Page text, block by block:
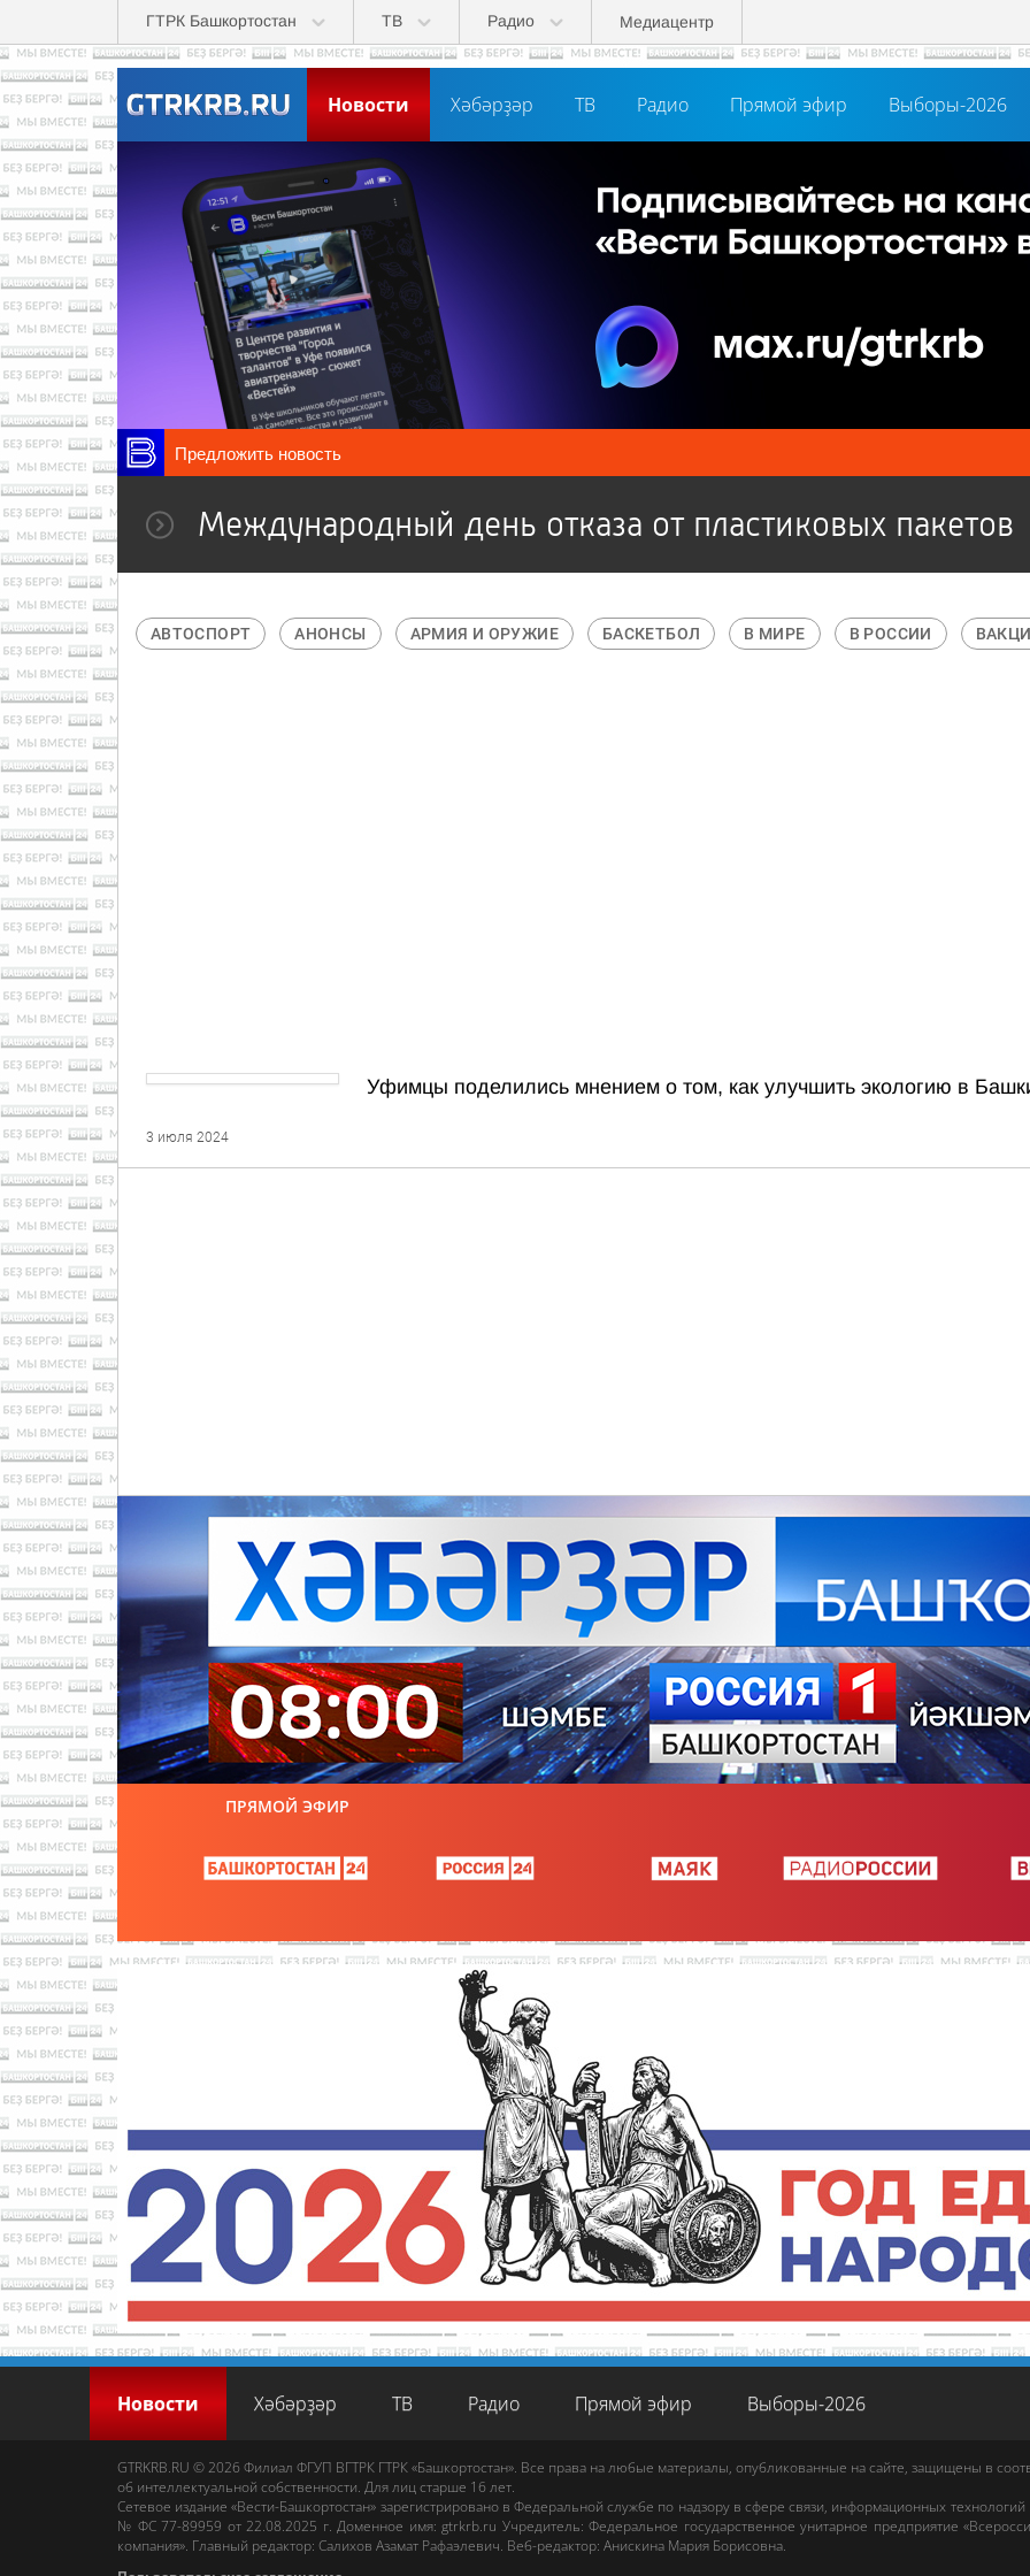
Перейти к основному содержанию
ГТРК Башкортостан ТВ Радио Медиацентр
Новости Хәбәрҙәр ТВ Радио Прямой эфир Выборы-2026
Предложить новость
Международный день отказа от пластиковых пакетов
АВТО АВТОСПОРТ АНОНСЫ АРМИЯ И ОРУЖИЕ БАСКЕТБОЛ В МИРЕ В РОССИИ
Уфимцы поделились мнением о том, как улучшить экологию в
3 июля 2024
ПРЯМОЙ ЭФИР
Новости Хәбәрҙәр ТВ Радио Прямой эфир Выборы-2026
GTRKRB.RU © 2026 Филиал ФГУП ВГТРК ГТРК «Башкортостан». Все права на любые материалы, опубликованные на сайте, защищены в
об интеллектуальной собственности. Для лиц старше 16 лет.
Сетевое издание «Вести-Башкортостан» зарегистрировано в Федеральной службе по надзору в сфере связи, информационных
№ ФС 77-89959 от 22.08.2025 г. Доменное имя:gtrkrb.ru Учредитель: Федеральное государственное унитарное предприятие
компания». Главный редактор: Салихов Азамат Рафаэлевич. Веб-редактор: Анискина Мария Борисовна.